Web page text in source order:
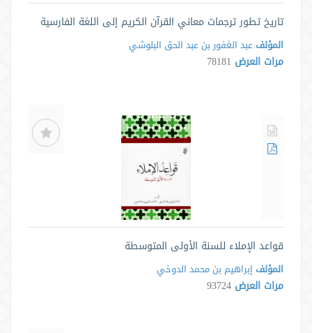
تاريخ تطور ترجمات معاني القرآن الكريم إلى اللغة الفارسية
المؤلف عبد الغفور بن عبد الحق البلوشي
مرات العرض 78181
قواعد الإملاء للسنة الأولى المتوسطة
المؤلف إبراهيم بن محمد الدوخي
مرات العرض 93724